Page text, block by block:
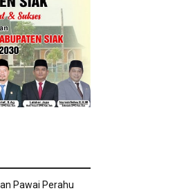
Pawai Perahu